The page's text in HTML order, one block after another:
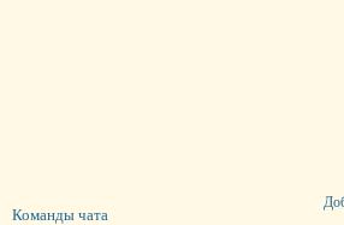
Команды чата